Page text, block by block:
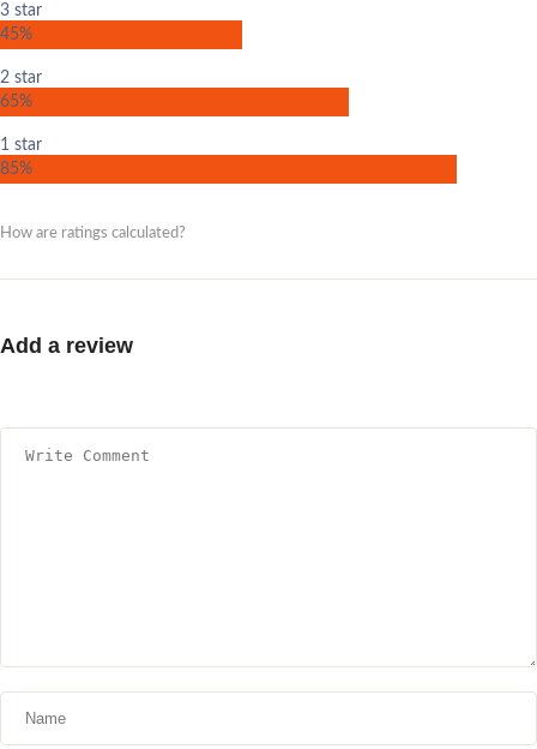
3 star
45%
2 star
65%
1 star
85%
How are ratings calculated?
Add a review